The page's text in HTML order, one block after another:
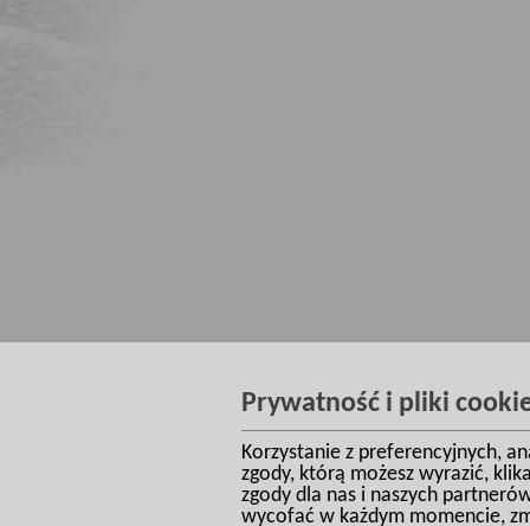
Prywatność i pliki
Korzystanie z preferencyjnych,
zgody, którą możesz wyrazić,
zgody dla nas i naszych
wycofać w każdym momencie,